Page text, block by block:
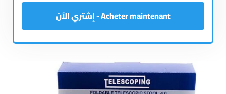
Acheter maintenant - إشتري الآن